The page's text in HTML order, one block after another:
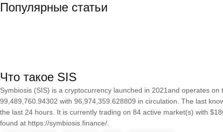
Популярные статьи
Что такое SIS
Symbiosis (SIS) is a cryptocurrency launched in 2021and operates
99,489,760.94302 with 96,974,359.628809 in circulation. The last
the last 24 hours. It is currently trading on 84 active market(s) with
found at https://symbiosis.finance/.